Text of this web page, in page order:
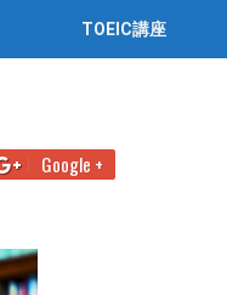
TOEIC講座
攻略！効果的な使い方も紹介
Google +